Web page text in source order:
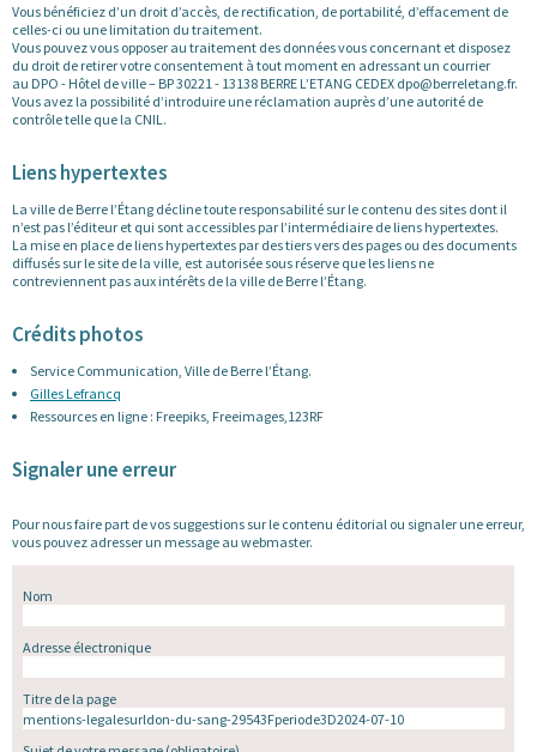
Vous bénéficiez d’un droit d’accès, de rectification, de portabilité, d’effacement de
celles-ci ou une limitation du traitement.
Vous pouvez vous opposer au traitement des données vous concernant et disposez
du droit de retirer votre consentement à tout moment en adressant un courrier
au DPO - Hôtel de ville – BP 30221 - 13138 BERRE L’ETANG CEDEX dpo@berreletang.fr.
Vous avez la possibilité d’introduire une réclamation auprès d’une autorité de
contrôle telle que la CNIL.
Liens hypertextes
La ville de Berre l’Étang décline toute responsabilité sur le contenu des sites dont il
n’est pas l’éditeur et qui sont accessibles par l’intermédiaire de liens hypertextes.
La mise en place de liens hypertextes par des tiers vers des pages ou des documents
diffusés sur le site de la ville, est autorisée sous réserve que les liens ne
contreviennent pas aux intérêts de la ville de Berre l’Étang.
Crédits photos
Service Communication, Ville de Berre l’Étang.
Gilles Lefrancq
Ressources en ligne : Freepiks, Freeimages,123RF
Signaler une erreur
Pour nous faire part de vos suggestions sur le contenu éditorial ou signaler une erreur,
vous pouvez adresser un message au webmaster.
Nom
Adresse électronique
Titre de la page